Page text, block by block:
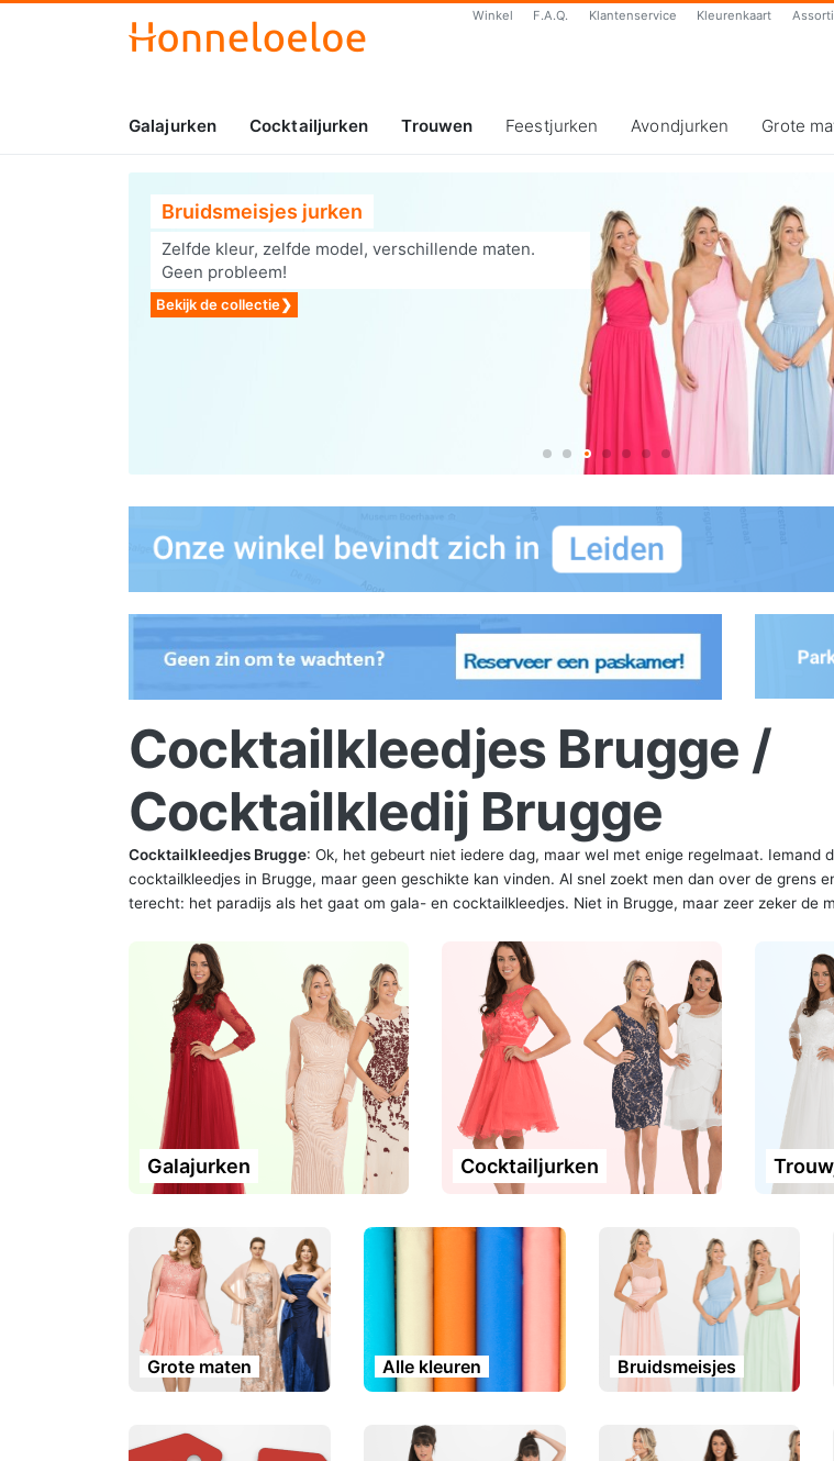
Winkel F.A.Q. Klantenservice Kleurenkaart
Galajurken Cocktailjurken Trouwen Feestjurken Avondjurken Grote
Bruidsmeisjes jurken
Zelfde kleur, zelfde model, verschillende maten.
Geen probleem!
Bekijk de collectie❯
Cocktailkleedjes Brugge /
Cocktailkledij Brugge
Cocktailkleedjes Brugge: Ok, het gebeurt niet iedere dag, maar wel met enige regelmaat. Iemand
cocktailkleedjes in Brugge, maar geen geschikte kan vinden. Al snel zoekt men dan over de grens
terecht: het paradijs als het gaat om gala- en cocktailkleedjes. Niet in Brugge, maar zeer zeker de
Galajurken Cocktailjurken
Grote maten Alle kleuren Bruidsmeisjes